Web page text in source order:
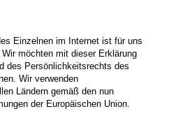
Einzelnen im Internet ist für uns
möchten mit dieser Erklärung
des Persönlichkeitsrechts des
Wir verwenden
Ländern gemäß den nun
der Europäischen Union.